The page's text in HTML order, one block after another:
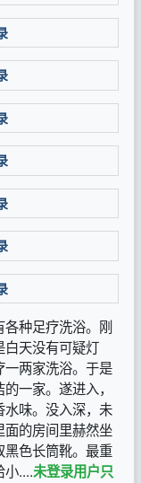
种足疗洗浴。刚
天没有可疑灯
两家洗浴。于是
一家。遂进入，
味。没入深，未
的房间里赫然坐
色长筒靴。最重
小....未登录用户只